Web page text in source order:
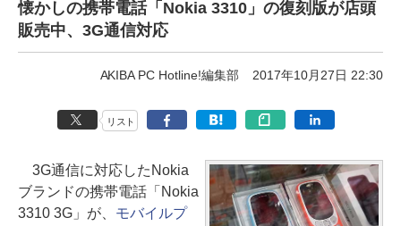
懐かしの携帯電話「Nokia 3310」の復刻版が店頭
販売中、3G通信対応
AKIBA PC Hotline!編集部 2017年10月27日 22:30
リスト
3G通信に対応したNokia
ブランドの携帯電話「Nokia
3310 3G」が、 モバイルプ